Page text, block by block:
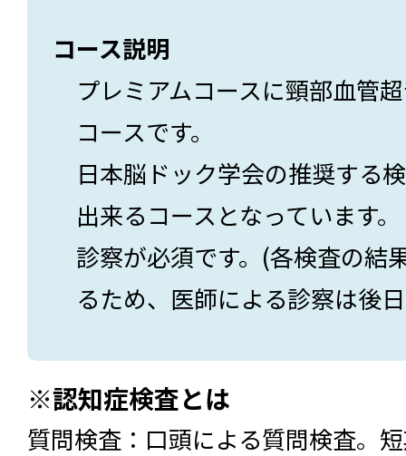
コース説明
プレミアムコースに頸部血管
コースです。
日本脳ドック学会の推奨する
出来るコースとなっています。
診察が必須です。(各検査の結
るため、医師による診察は後
※認知症検査とは
質問検査：口頭による質問検査。